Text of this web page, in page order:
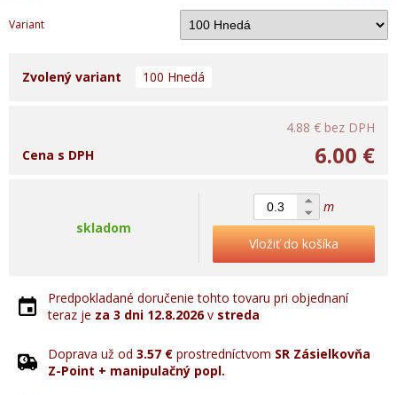
Variant
Zvolený variant 100 Hnedá
4.88 € bez DPH
6.00 €
Cena s DPH
skladom
m
Vložiť do košíka
Predpokladané doručenie tohto tovaru pri objednaní
teraz je za 3 dni 12.8.2026v streda
Doprava už od 3.57 € prostredníctvom SR Zásielkovňa
Z-Point + manipulačný popl.